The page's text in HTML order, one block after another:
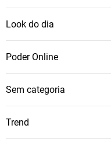
Look do dia
Poder Online
Sem categoria
Trend